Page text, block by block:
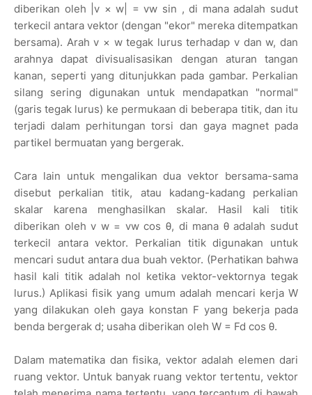
diberikan oleh |v × w| = vw sin , di mana adalah sudut
terkecil antara vektor (dengan "ekor" mereka ditempatkan
bersama). Arah v × w tegak lurus terhadap v dan w, dan
arahnya dapat divisualisasikan dengan aturan tangan
kanan, seperti yang ditunjukkan pada gambar. Perkalian
silang sering digunakan untuk mendapatkan "normal"
(garis tegak lurus) ke permukaan di beberapa titik, dan itu
terjadi dalam perhitungan torsi dan gaya magnet pada
partikel bermuatan yang bergerak.
Cara lain untuk mengalikan dua vektor bersama-sama
disebut perkalian titik, atau kadang-kadang perkalian
skalar karena menghasilkan skalar. Hasil kali titik
diberikan oleh v w = vw cos θ, di mana θ adalah sudut
terkecil antara vektor. Perkalian titik digunakan untuk
mencari sudut antara dua buah vektor. (Perhatikan bahwa
hasil kali titik adalah nol ketika vektor-vektornya tegak
lurus.) Aplikasi fisik yang umum adalah mencari kerja W
yang dilakukan oleh gaya konstan F yang bekerja pada
benda bergerak d; usaha diberikan oleh W = Fd cos θ.
Dalam matematika dan fisika, vektor adalah elemen dari
ruang vektor. Untuk banyak ruang vektor tertentu, vektor